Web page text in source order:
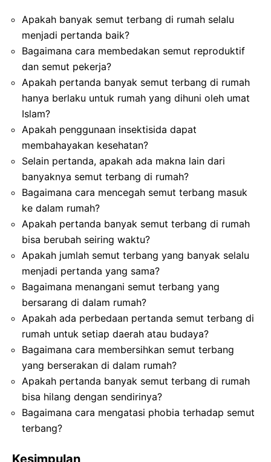
Apakah banyak semut terbang di rumah selalu
menjadi pertanda baik?
Bagaimana cara membedakan semut reproduktif
dan semut pekerja?
Apakah pertanda banyak semut terbang di rumah
hanya berlaku untuk rumah yang dihuni oleh umat
Islam?
Apakah penggunaan insektisida dapat
membahayakan kesehatan?
Selain pertanda, apakah ada makna lain dari
banyaknya semut terbang di rumah?
Bagaimana cara mencegah semut terbang masuk
ke dalam rumah?
Apakah pertanda banyak semut terbang di rumah
bisa berubah seiring waktu?
Apakah jumlah semut terbang yang banyak selalu
menjadi pertanda yang sama?
Bagaimana menangani semut terbang yang
bersarang di dalam rumah?
Apakah ada perbedaan pertanda semut terbang di
rumah untuk setiap daerah atau budaya?
Bagaimana cara membersihkan semut terbang
yang berserakan di dalam rumah?
Apakah pertanda banyak semut terbang di rumah
bisa hilang dengan sendirinya?
Bagaimana cara mengatasi phobia terhadap semut
terbang?
Kesimpulan